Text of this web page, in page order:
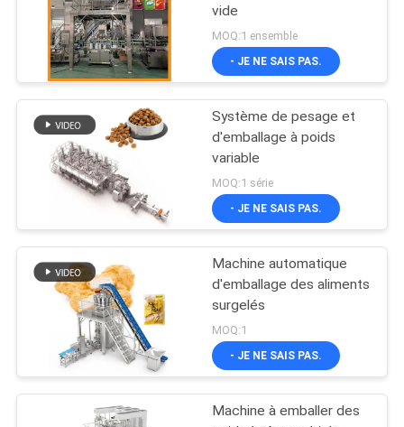
vide
MOQ:1 ensemble
- JE NE SAIS PAS.
Système de pesage et
d'emballage à poids
variable
MOQ:1 série
- JE NE SAIS PAS.
Machine automatique
d'emballage des aliments
surgelés
MOQ:1
- JE NE SAIS PAS.
Machine à emballer des